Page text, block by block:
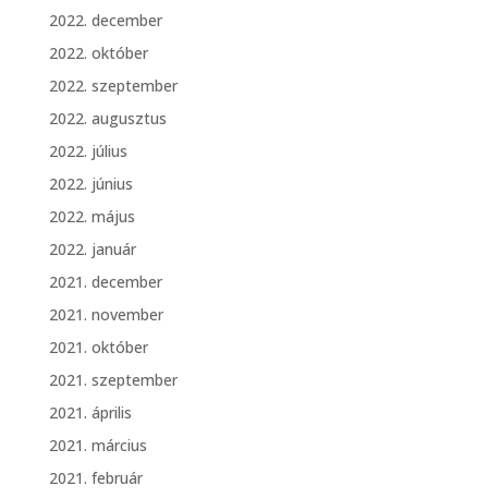
2022. december
2022. október
2022. szeptember
2022. augusztus
2022. július
2022. június
2022. május
2022. január
2021. december
2021. november
2021. október
2021. szeptember
2021. április
2021. március
2021. február